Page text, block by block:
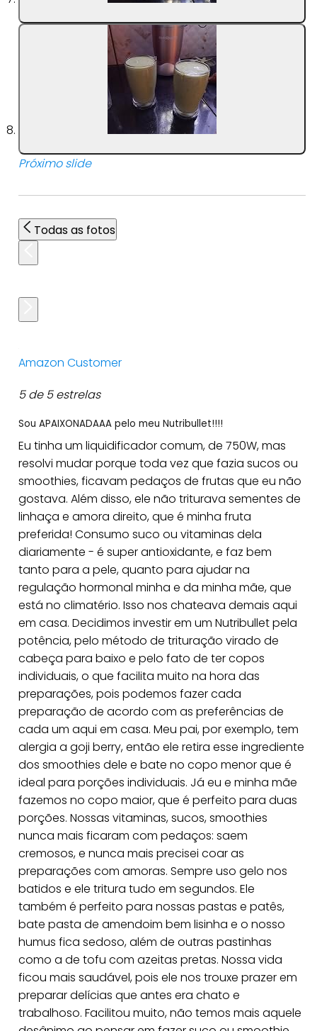
Próximo slide
Todas as fotos
Amazon Customer
5 de 5 estrelas
Sou APAIXONADAAA pelo meu Nutribullet!!!!
Eu tinha um liquidificador comum, de 750W, mas
resolvi mudar porque toda vez que fazia sucos ou
smoothies, ficavam pedaços de frutas que eu não
gostava. Além disso, ele não triturava sementes de
linhaça e amora direito, que é minha fruta
preferida! Consumo suco ou vitaminas dela
diariamente - é super antioxidante, e faz bem
tanto para a pele, quanto para ajudar na
regulação hormonal minha e da minha mãe, que
está no climatério. Isso nos chateava demais aqui
em casa. Decidimos investir em um Nutribullet pela
potência, pelo método de trituração virado de
cabeça para baixo e pelo fato de ter copos
individuais, o que facilita muito na hora das
preparações, pois podemos fazer cada
preparação de acordo com as preferências de
cada um aqui em casa. Meu pai, por exemplo, tem
alergia a goji berry, então ele retira esse ingrediente
dos smoothies dele e bate no copo menor que é
ideal para porções individuais. Já eu e minha mãe
fazemos no copo maior, que é perfeito para duas
porções. Nossas vitaminas, sucos, smoothies
nunca mais ficaram com pedaços: saem
cremosos, e nunca mais precisei coar as
preparações com amoras. Sempre uso gelo nos
batidos e ele tritura tudo em segundos. Ele
também é perfeito para nossas pastas e patês,
bate pasta de amendoim bem lisinha e o nosso
humus fica sedoso, além de outras pastinhas
como a de tofu com azeitas pretas. Nossa vida
ficou mais saudável, pois ele nos trouxe prazer em
preparar delícias que antes era chato e
trabalhoso. Facilitou muito, não temos mais aquele